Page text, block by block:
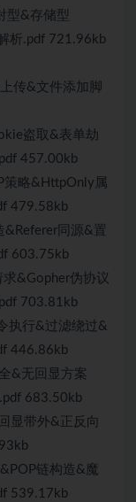
型&存储型
析.pdf 721.96kb
传&文件添加脚
盗取&表单劫
457.00kb
策略&HttpOnly属
479.58kb
&Referer同源&置
603.75kb
&Gopher伪协议
703.81kb
执行&过滤绕过&
446.86kb
&无回显方案
683.50kb
显带外&正反向
链构造&魔
539.17kb